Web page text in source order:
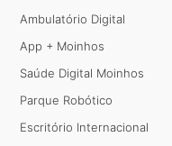
Ambulatório Digital
App + Moinhos
Saúde Digital Moinhos
Parque Robótico
Escritório Internacional